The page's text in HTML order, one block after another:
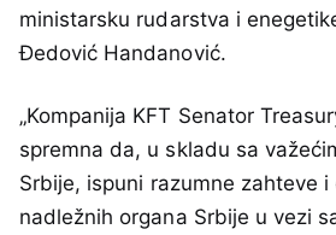
ministarsku rudarstva i
Đedović Handanović.
„Kompanija KFT Senator
spremna da, u skladu sa
Srbije, ispuni razumne zahteve i
nadležnih organa Srbije u vezi